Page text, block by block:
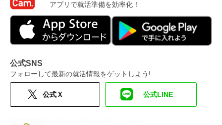
アプリで就活準備を効率化！
公式SNS
フォローして最新の就活情報をゲットしよう!